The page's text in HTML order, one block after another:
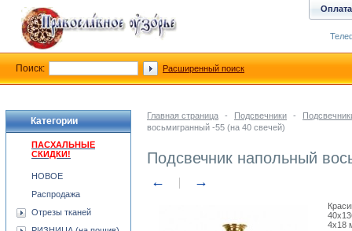
Главная страница - Подсвечники -
восьмигранный -55 (на 40 свечей)
Подсвечник напольный
← →
4x18
Категории
ПАСХАЛЬНЫЕ
СКИДКИ!
НОВОЕ
Распродажа
Отрезы тканей
Оплата
Поиск: Расширенный поиск